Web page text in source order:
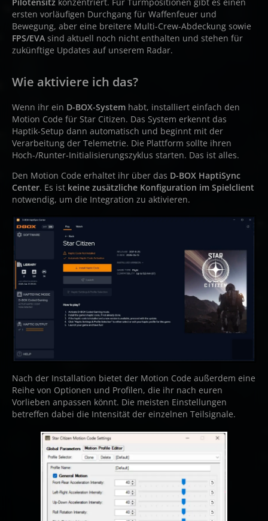
ersten vorläufigen Durchgang für Waffenfeuer und
Bewegung, aber eine breitere Multi-Crew-Abdeckung sowie
FPS/EVA sind aktuell noch nicht enthalten und stehen für
zukünftige Updates auf unserem Radar.
Wie aktiviere ich das?
Wenn ihr ein D-BOX-System habt, installiert einfach den
Motion Code für Star Citizen. Das System erkennt das
Haptik-Setup dann automatisch und beginnt mit der
Verarbeitung der Telemetrie. Die Plattform sollte ihren
Hoch-/Runter-Initialisierungszyklus starten. Das ist alles.
Den Motion Code erhaltet ihr über das D-BOX HaptiSync
Center. Es ist keine zusätzliche Konfiguration im Spielclient
notwendig, um die Integration zu aktivieren.
Nach der Installation bietet der Motion Code außerdem eine
Reihe von Optionen und Profilen, die ihr nach euren
Vorlieben anpassen könnt. Die meisten Einstellungen
betreffen dabei die Intensität der einzelnen Teilsignale.